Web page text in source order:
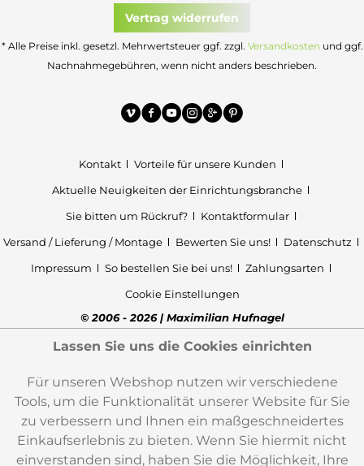
Vertrag widerrufen
* Alle Preise inkl. gesetzl. Mehrwertsteuer ggf. zzgl. Versandkosten und ggf.
Nachnahmegebühren, wenn nicht anders beschrieben.
Kontakt
Vorteile für unsere Kunden
Aktuelle Neuigkeiten der Einrichtungsbranche
Sie bitten um Rückruf?
Kontaktformular
Versand / Lieferung / Montage
Bewerten Sie uns!
Datenschutz
Impressum
So bestellen Sie bei uns!
Zahlungsarten
Cookie Einstellungen
© 2006 - 2026 | Maximilian Hufnagel
Lassen Sie uns die Cookies einrichten
Für unseren Webshop nutzen wir verschiedene
Tools, um die Funktionalität unserer Website für Sie
zu verbessern und Ihnen ein maßgeschneidertes
Einkaufserlebnis zu bieten. Wenn Sie hiermit nicht
einverstanden sind, haben Sie die Möglichkeit, Ihre